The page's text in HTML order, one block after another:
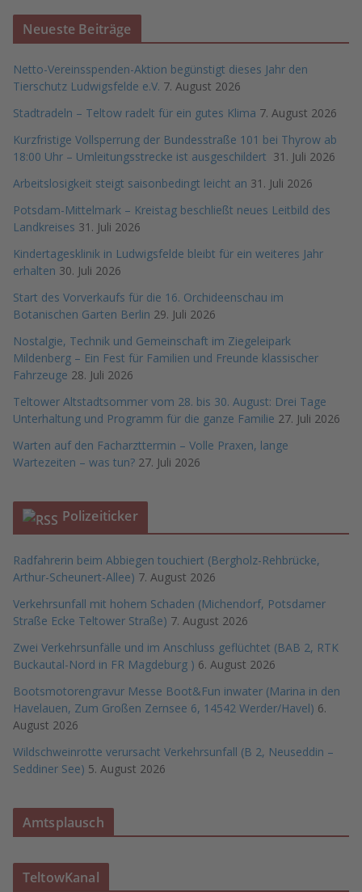
Neueste Beiträge
Netto-Vereinsspenden-Aktion begünstigt dieses Jahr den
Tierschutz Ludwigsfelde e.V. 7. August 2026
Stadtradeln – Teltow radelt für ein gutes Klima 7. August 2026
Kurzfristige Vollsperrung der Bundesstraße 101 bei Thyrow ab
18:00 Uhr – Umleitungsstrecke ist ausgeschildert 31. Juli 2026
Arbeitslosigkeit steigt saisonbedingt leicht an 31. Juli 2026
Potsdam-Mittelmark – Kreistag beschließt neues Leitbild des
Landkreises 31. Juli 2026
Kindertagesklinik in Ludwigsfelde bleibt für ein weiteres Jahr
erhalten 30. Juli 2026
Start des Vorverkaufs für die 16. Orchideenschau im
Botanischen Garten Berlin 29. Juli 2026
Nostalgie, Technik und Gemeinschaft im Ziegeleipark
Mildenberg – Ein Fest für Familien und Freunde klassischer
Fahrzeuge 28. Juli 2026
Teltower Altstadtsommer vom 28. bis 30. August: Drei Tage
Unterhaltung und Programm für die ganze Familie 27. Juli 2026
Warten auf den Facharzttermin – Volle Praxen, lange
Wartezeiten – was tun? 27. Juli 2026
Polizeiticker
Radfahrerin beim Abbiegen touchiert (Bergholz-Rehbrücke,
Arthur-Scheunert-Allee) 7. August 2026
Verkehrsunfall mit hohem Schaden (Michendorf, Potsdamer
Straße Ecke Teltower Straße) 7. August 2026
Zwei Verkehrsunfälle und im Anschluss geflüchtet (BAB 2, RTK
Buckautal-Nord in FR Magdeburg ) 6. August 2026
Bootsmotorengravur Messe Boot&Fun inwater (Marina in den
Havelauen, Zum Großen Zernsee 6, 14542 Werder/Havel) 6.
August 2026
Wildschweinrotte verursacht Verkehrsunfall (B 2, Neuseddin –
Seddiner See) 5. August 2026
Amtsplausch
TeltowKanal